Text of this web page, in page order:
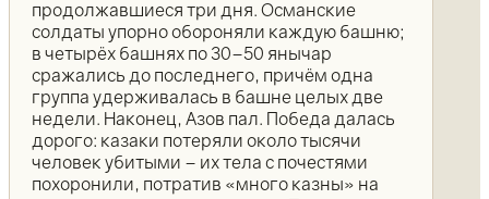
продолжавшиеся три дня. Османские
солдаты упорно обороняли каждую башню;
в четырёх башнях по 30–50 янычар
сражались до последнего, причём одна
группа удерживалась в башне целых две
недели. Наконец, Азов пал. Победа далась
дорого: казаки потеряли около тысячи
человек убитыми – их тела с почестями
похоронили, потратив «много казны» на